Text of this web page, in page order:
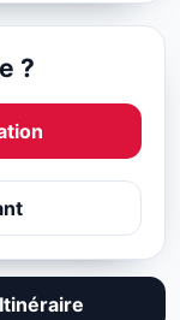
?
Itinéraire